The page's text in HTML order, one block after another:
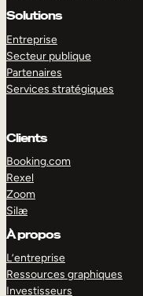
Solutions
Entreprise
Secteur publique
Partenaires
Services stratégiques
Clients
Booking.com
Rexel
Zoom
Silæ
À propos
L’entreprise
Ressources graphiques
Investisseurs